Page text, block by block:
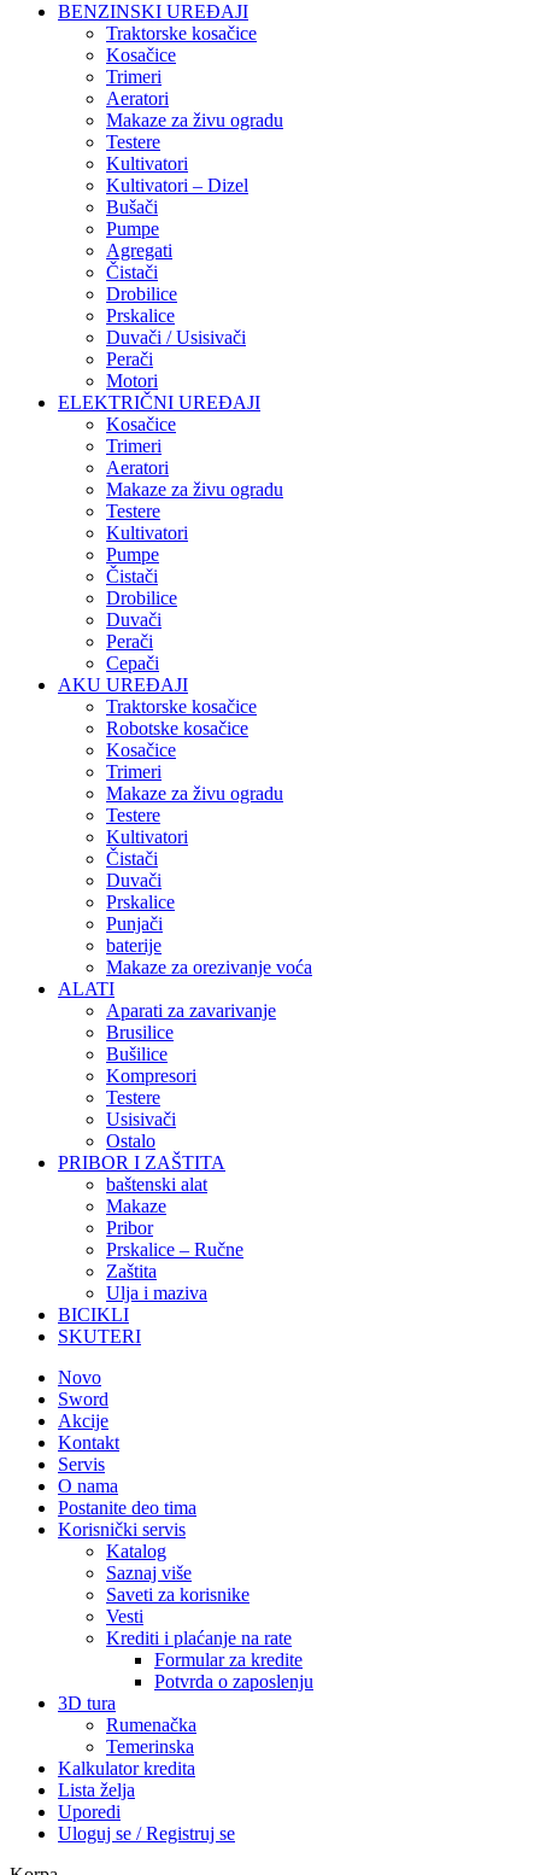
BENZINSKI UREĐAJI
Traktorske kosačice
Kosačice
Trimeri
Aeratori
Makaze za živu ogradu
Testere
Kultivatori
Kultivatori – Dizel
Bušači
Pumpe
Agregati
Čistači
Drobilice
Prskalice
Duvači / Usisivači
Perači
Motori
ELEKTRIČNI UREĐAJI
Kosačice
Trimeri
Aeratori
Makaze za živu ogradu
Testere
Kultivatori
Pumpe
Čistači
Drobilice
Duvači
Perači
Cepači
AKU UREĐAJI
Traktorske kosačice
Robotske kosačice
Kosačice
Trimeri
Makaze za živu ogradu
Testere
Kultivatori
Čistači
Duvači
Prskalice
Punjači
baterije
Makaze za orezivanje voća
ALATI
Aparati za zavarivanje
Brusilice
Bušilice
Kompresori
Testere
Usisivači
Ostalo
PRIBOR I ZAŠTITA
baštenski alat
Makaze
Pribor
Prskalice – Ručne
Zaštita
Ulja i maziva
BICIKLI
SKUTERI
Novo
Sword
Akcije
Kontakt
Servis
O nama
Postanite deo tima
Korisnički servis
Katalog
Saznaj više
Saveti za korisnike
Vesti
Krediti i plaćanje na rate
Formular za kredite
Potvrda o zaposlenju
3D tura
Rumenačka
Temerinska
Kalkulator kredita
Lista želja
Uporedi
Uloguj se / Registruj se